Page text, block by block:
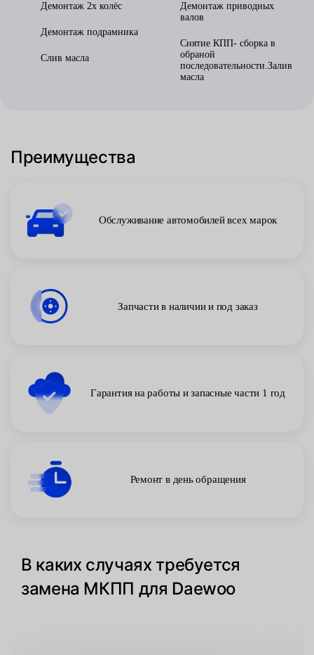
Демонтаж 2х колёс
Демонтаж подрамника
Слив масла
Демонтаж приводных
валов
Снятие КПП- сборка в
обраной
последовательности.Залив
масла
Преимущества
Обслуживание автомобилей всех марок
Запчасти в наличии и под заказ
Гарантия на работы и запасные части 1 год
Ремонт в день обращения
В каких случаях требуется
замена МКПП для Daewoo